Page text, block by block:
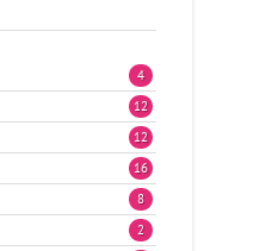
4
12
12
16
8
2